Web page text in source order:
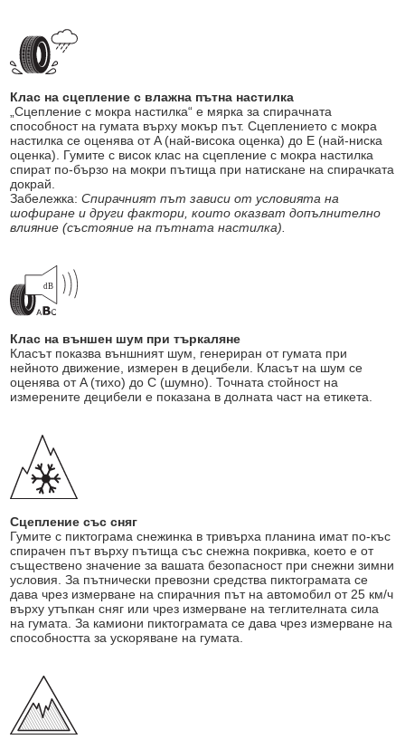
Клас на сцепление с влажна пътна настилка
„Сцепление с мокра настилка“ е мярка за спирачната
способност на гумата върху мокър път. Сцеплението с мокра
настилка се оценява от A (най-висока оценка) до E (най-ниска
оценка). Гумите с висок клас на сцепление с мокра настилка
спират по-бързо на мокри пътища при натискане на спирачката
докрай.
Забележка:Спирачният път зависи от условията на
шофиране и други фактори, които оказват допълнително
влияние (състояние на пътната настилка).
Клас на външен шум при търкаляне
Класът показва външният шум, генериран от гумата при
нейното движение, измерен в децибели. Класът на шум се
оценява от A (тихо) до C (шумно). Точната стойност на
измерените децибели е показана в долната част на етикета.
Сцепление със сняг
Гумите с пиктограма снежинка в тривърха планина имат по-къс
спирачен път върху пътища със снежна покривка, което е от
съществено значение за вашата безопасност при снежни зимни
условия. За пътнически превозни средства пиктограмата се
дава чрез измерване на спирачния път на автомобил от 25 км/ч
върху утъпкан сняг или чрез измерване на теглителната сила
на гумата. За камиони пиктограмата се дава чрез измерване на
способността за ускоряване на гумата.